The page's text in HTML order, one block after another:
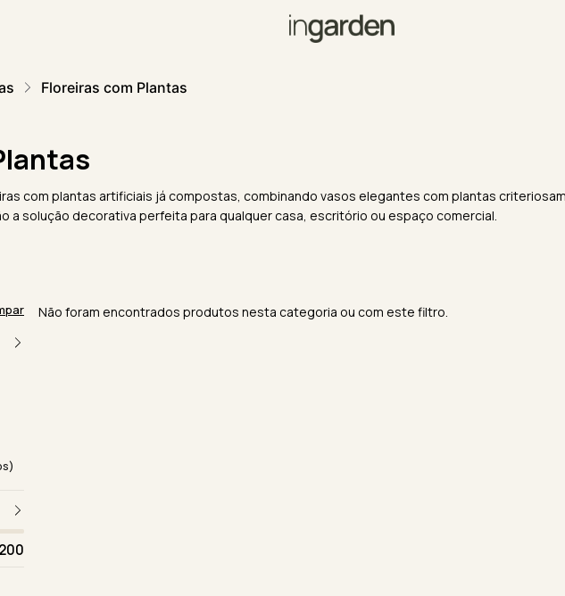
Floreiras com Plantas
com plantas artificiais já compostas, combinando vasos elegantes com plantas
a solução decorativa perfeita para qualquer casa, escritório ou espaço comercial.
Não foram encontrados produtos nesta categoria ou com este filtro.